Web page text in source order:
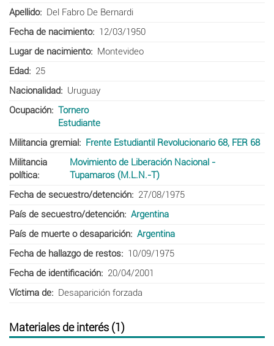
Apellido
Del Fabro De Bernardi
Fecha de nacimiento
12/03/1950
Lugar de nacimiento
Montevideo
Edad
25
Nacionalidad
Uruguay
Ocupación
Tornero
Estudiante
Militancia gremial
Frente Estudiantil Revolucionario 68, FER 68
Militancia
política
Movimiento de Liberación Nacional -
Tupamaros (M.L.N.-T)
Fecha de secuestro/detención
27/08/1975
País de secuestro/detención
Argentina
País de muerte o desaparición
Argentina
Fecha de hallazgo de restos
10/09/1975
Fecha de identificación
20/04/2001
Víctima de
Desaparición forzada
Materiales de interés (1)